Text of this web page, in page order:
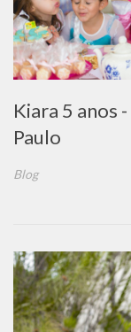
Kiara 5 anos
Paulo
Blog